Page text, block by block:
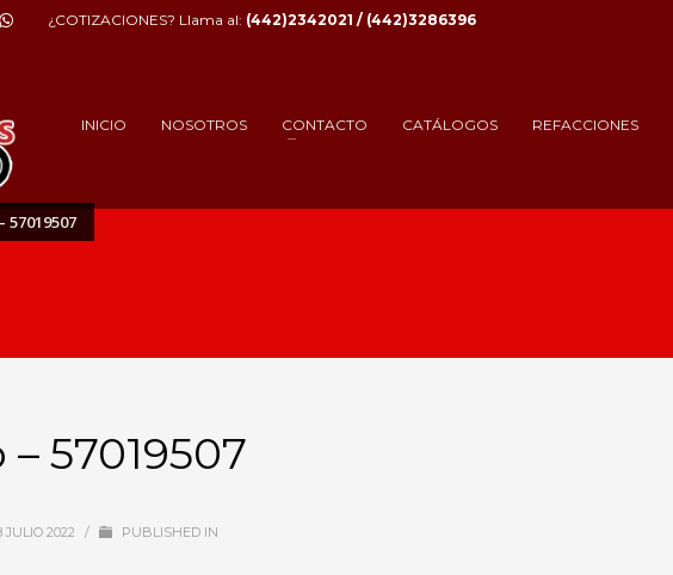
¿COTIZACIONES? Llama al: (442)2342021 / (442)3286396
INICIO NOSOTROS CONTACTO CATÁLOGOS REFACCIONES
57019507
57019507
JULIO 2022 / PUBLISHED IN